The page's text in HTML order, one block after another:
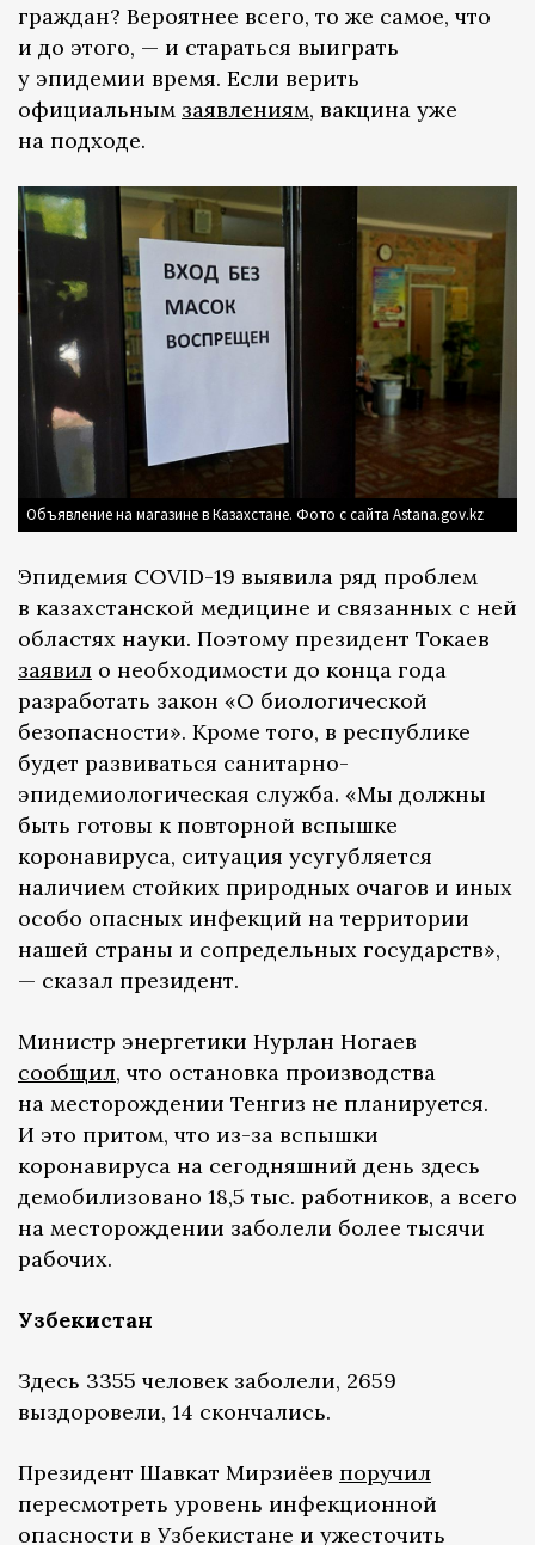
граждан? Вероятнее всего, то же самое, что
и до этого, — и стараться выиграть
у эпидемии время. Если верить
официальным заявлениям, вакцина уже
на подходе.
Объявление на магазине в Казахстане. Фото с сайта Astana.gov.kz
Эпидемия COVID-19 выявила ряд проблем
в казахстанской медицине и связанных с ней
областях науки. Поэтому президент Токаев
заявил о необходимости до конца года
разработать закон «О биологической
безопасности». Кроме того, в республике
будет развиваться санитарно-
эпидемиологическая служба. «Мы должны
быть готовы к повторной вспышке
коронавируса, ситуация усугубляется
наличием стойких природных очагов и иных
особо опасных инфекций на территории
нашей страны и сопредельных государств»,
— сказал президент.
Министр энергетики Нурлан Ногаев
сообщил, что остановка производства
на месторождении Тенгиз не планируется.
И это притом, что из-за вспышки
коронавируса на сегодняшний день здесь
демобилизовано 18,5 тыс. работников, а всего
на месторождении заболели более тысячи
рабочих.
Узбекистан
Здесь 3355 человек заболели, 2659
выздоровели, 14 скончались.
Президент Шавкат Мирзиёев поручил
пересмотреть уровень инфекционной
опасности в Узбекистане и ужесточить